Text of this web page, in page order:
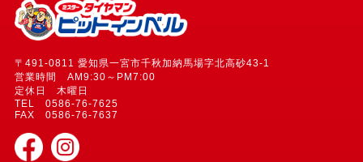
〒491-0811 愛知県一宮市千秋加納馬場字北高砂43-1
営業時間 AM9:30～PM7:00
定休日 木曜日
TEL 0586-76-7625
FAX 0586-76-7637